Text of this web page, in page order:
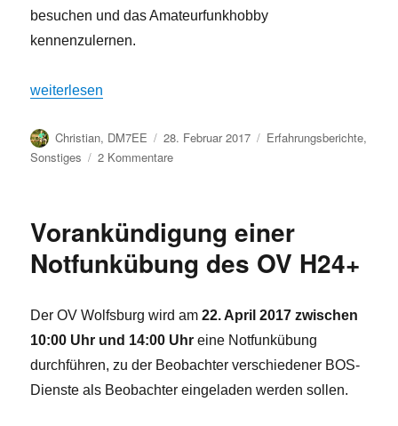
besuchen und das Amateurfunkhobby
kennenzulernen.
„Geocacher zu Besuch bei DL0VW im Wasserturm
weiterlesen
Autor
Christian, DM7EE
Veröffentlicht
am
28. Februar 2017 Kategorien
Erfahrungsberichte,
Sonstiges
2 Kommentarezu
bei
DL0VW
im
Fallersleben
Vorankündigung einer
Notfunkübung des OV H24+
Der OV Wolfsburg wird am22. April 2017 zwischen
10:00 Uhr und 14:00 Uhr eine Notfunkübung
durchführen, zu der Beobachter verschiedener BOS-
Dienste als Beobachter eingeladen werden sollen.